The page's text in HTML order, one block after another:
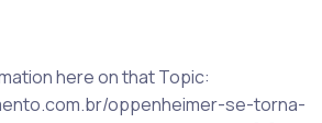
here on that Topic:
oppenheimer-se-torna-